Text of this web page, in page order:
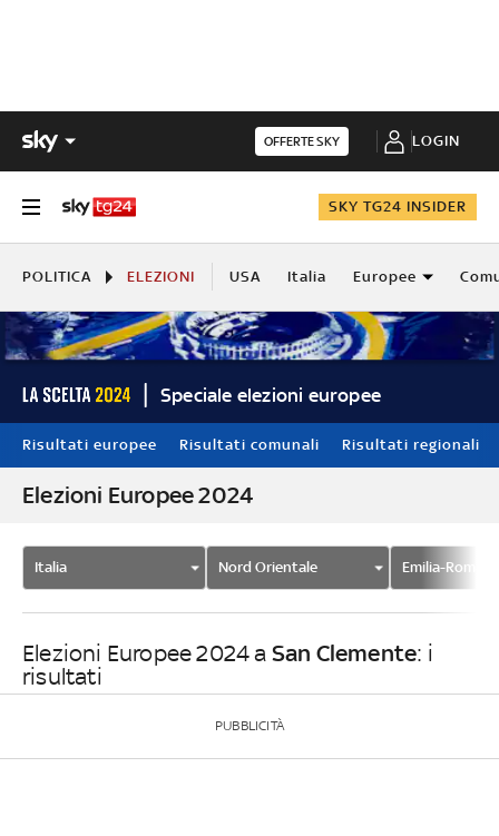
OFFERTE SKY LOGIN
SKY TG24 INSIDER
POLITICA ELEZIONI USA Italia Europee
Speciale elezioni europee
Risultati europee Risultati comunali Risultati regionali
Elezioni Europee 2024
Italia Nord Orientale Emilia-
Elezioni Europee 2024 a San Clemente: i
risultati
PUBBLICITÀ